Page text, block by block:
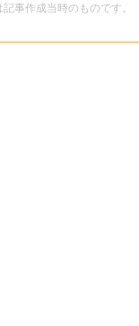
事作成当時のものです。